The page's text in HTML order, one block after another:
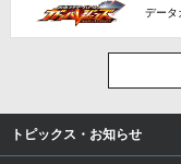
データ
トピックス・お知らせ